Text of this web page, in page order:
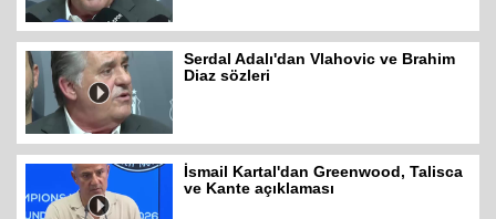
Serdal Adalı'dan Vlahovic ve Brahim
Diaz sözleri
İsmail Kartal'dan Greenwood, Talisca
ve Kante açıklaması